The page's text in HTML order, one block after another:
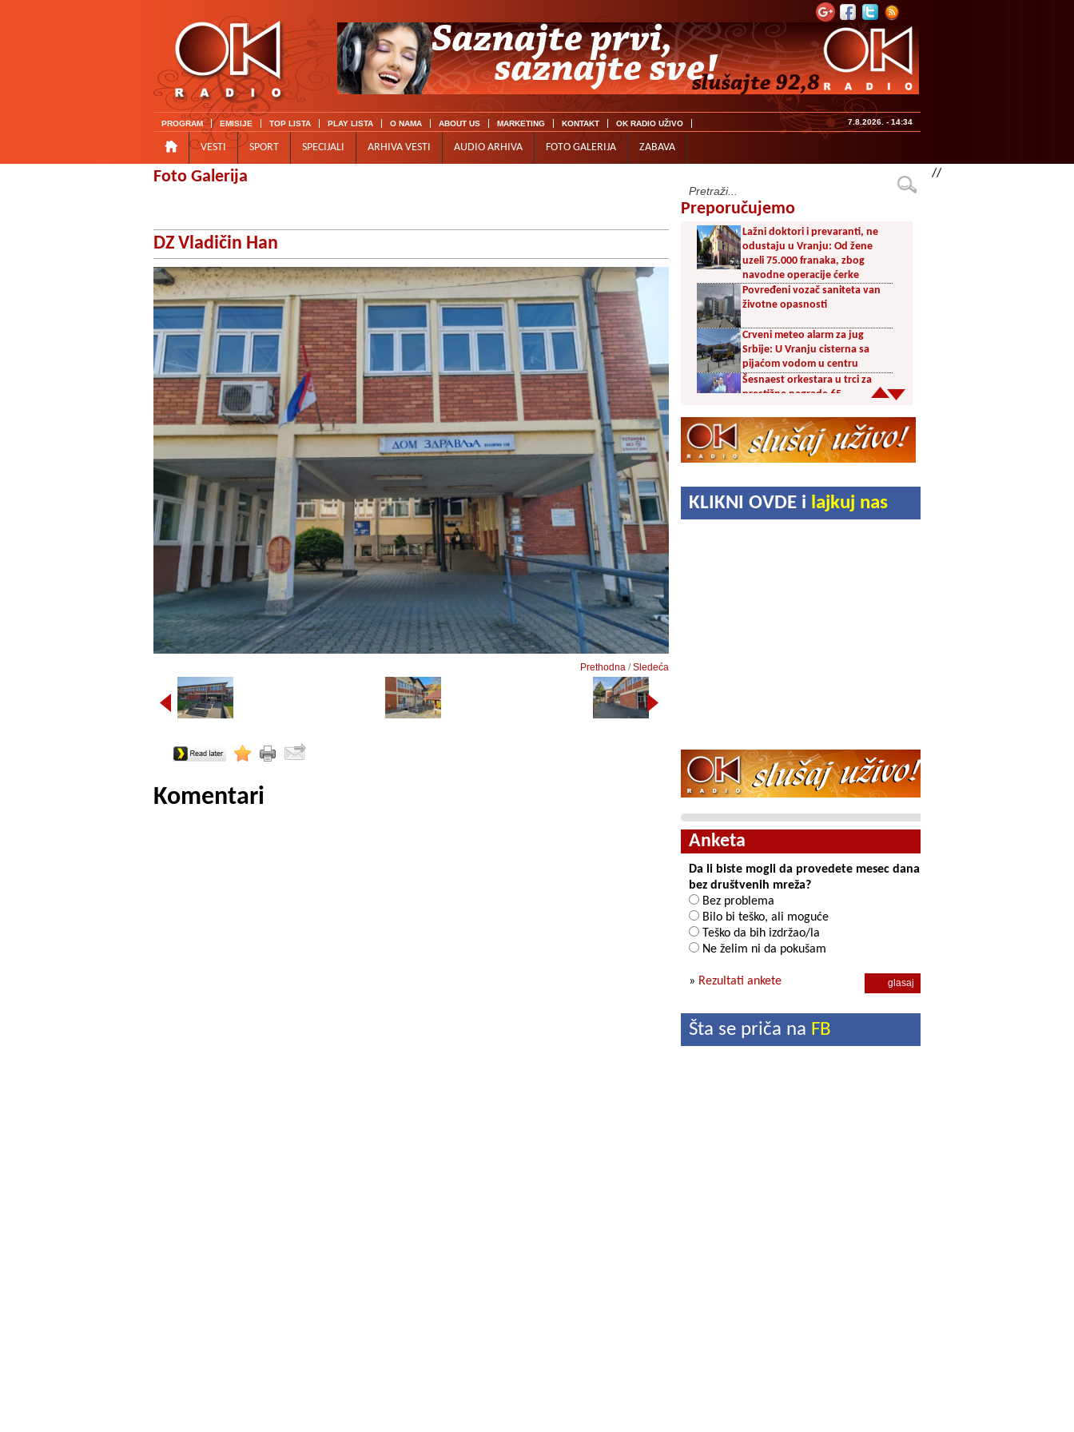
PROGRAM EMISIJE TOP LISTA PLAY LISTA O NAMA ABOUT US MARKETING KONTAKT OK RADIO UŽIVO 7.8.2026. - 14:34
VESTI SPORT SPECIJALI ARHIVA VESTI AUDIO ARHIVA FOTO GALERIJA ZABAVA
Foto Galerija
DZ Vladičin Han
Prethodna /Sledeća
Komentari
Preporučujemo
Lažni doktori i prevaranti, ne
odustaju u Vranju: Od žene
uzeli 75.000 franaka, zbog
navodne operacije ćerke
Povređeni vozač saniteta van
životne opasnosti
Crveni meteo alarm za jug
Srbije: U Vranju cisterna sa
pijaćom vodom u centru
Šesnaest orkestara u trci za
prestižne nagrade 65.
Bez Vranjanaca u
takmičarskom delu
Akcija dobrovoljnog davanja
KUD Vrelac u Vranjskoj Banji
domaćin Međunarodnog
KLIKNI OVDE i lajkuj nas
Anketa
Da li biste mogli da provedete mesec dana
bez društvenih mreža?
Bez problema
Bilo bi teško, ali moguće
Teško da bih izdržao/la
Ne želim ni da pokušam
» Rezultati ankete
Šta se priča na FB
//